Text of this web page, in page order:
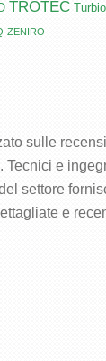
TROTEC
ZENIRO
sulle
Tecnici e
settore
e